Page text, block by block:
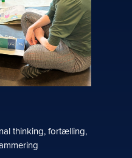
thinking, fortælling,